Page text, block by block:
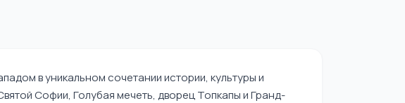
в уникальном сочетании истории, культуры и
Софии, Голубая мечеть, дворец Топкапы и Гранд-